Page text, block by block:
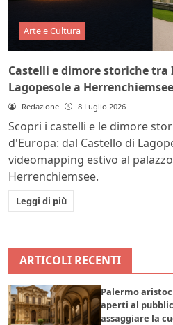
Arte e Cultura
Castelli e dimore storiche tra
Lagopesole a Herrenchiemsee
Redazione 8 Luglio 2026
Scopri i castelli e le dimore
d'Europa: dal Castello di
videomapping estivo al
Herrenchiemsee.
Leggi di più
ARTICOLI RECENTI
Palermo
aperti al
assaggiare la